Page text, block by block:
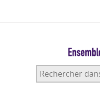
Rechercher
dans